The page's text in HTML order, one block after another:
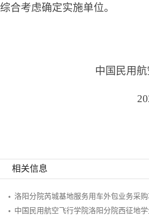
综合考虑确定实施单位。
中国民用
相关信息
洛阳分院芮城基地服务用车外包业务采
中国民用航空飞行学院洛阳分院西征地